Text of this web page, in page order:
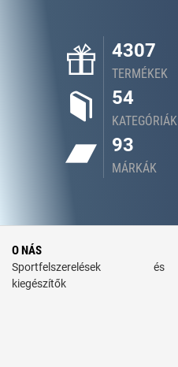
4307
TERMÉKEK
54
KATEGÓRIÁK
93
MÁRKÁK
O NÁS
Sportfelszerelések és
kiegészítők